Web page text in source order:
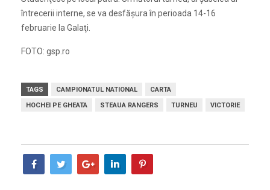
întrecerii interne, se va desfăşura în perioada 14-16
februarie la Galaţi.
FOTO: gsp.ro
TAGS CAMPIONATUL NATIONAL
CARTA
HOCHEI PE GHEATA
STEAUA RANGERS TURNEU VICTORIE